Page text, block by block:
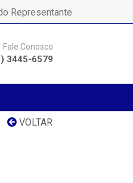
Representante
Fale Conosco
3445-6579
VOLTAR